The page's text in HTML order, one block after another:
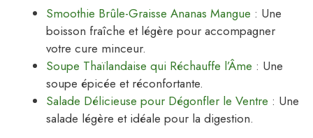
Smoothie Brûle-Graisse Ananas Mangue : Une
boisson fraîche et légère pour accompagner
votre cure minceur.
Soupe Thaïlandaise qui Réchauffe l’Âme : Une
soupe épicée et réconfortante.
Salade Délicieuse pour Dégonfler le Ventre : Une
salade légère et idéale pour la digestion.